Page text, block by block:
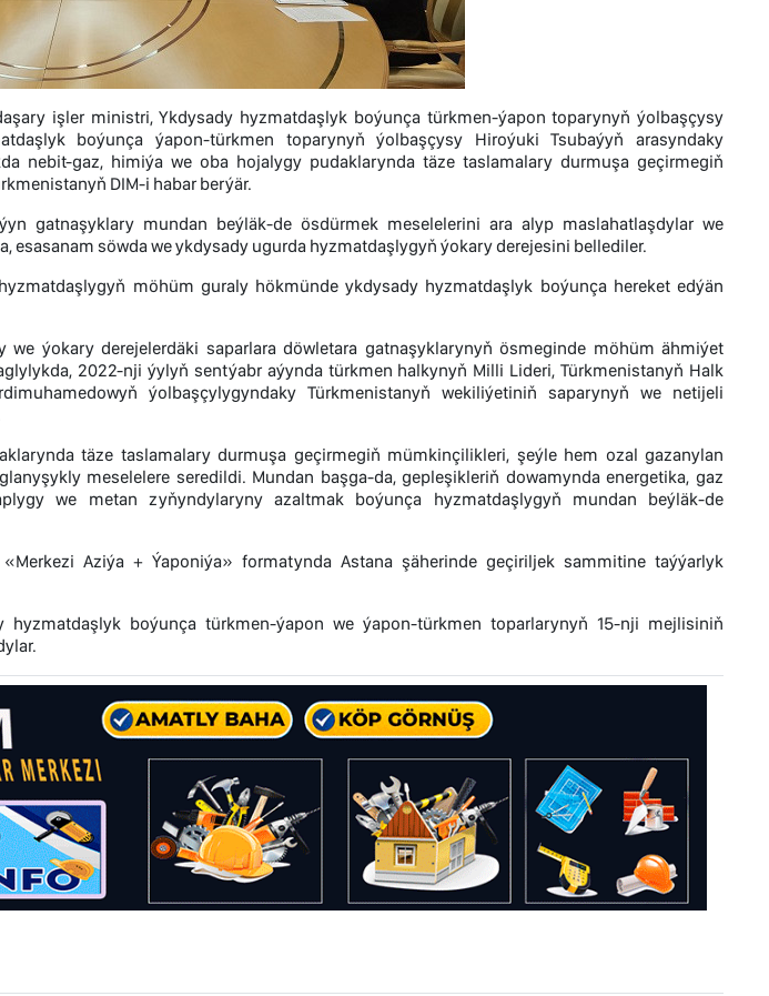
işler ministri, Ykdysady hyzmatdaşlyk boýunça türkmen-ýapon toparynyň ýolbaşçysy
boýunça ýapon-türkmen toparynyň ýolbaşçysy Hiroýuki Tsubaýyň arasyndaky
nebit-gaz, himiýa we oba hojalygy pudaklarynda täze taslamalary durmuşa geçirmegiň
DIM-i habar berýär.
gatnaşyklary mundan beýläk-de ösdürmek meselelerini ara alyp maslahatlaşdylar we
esasanam söwda we ykdysady ugurda hyzmatdaşlygyň ýokary derejesini bellediler.
möhüm guraly hökmünde ykdysady hyzmatdaşlyk boýunça hereket edýän
we ýokary derejelerdäki saparlara döwletara gatnaşyklarynyň ösmeginde möhüm ähmiýet
2022-nji ýylyň sentýabr aýynda türkmen halkynyň Milli Lideri, Türkmenistanyň Halk
ýolbaşçylygyndaky Türkmenistanyň wekiliýetiniň saparynyň we netijeli
täze taslamalary durmuşa geçirmegiň mümkinçilikleri, şeýle hem ozal gazanylan
meselelere seredildi. Mundan başga-da, gepleşikleriň dowamynda energetika, gaz
we metan zyňyndylaryny azaltmak boýunça hyzmatdaşlygyň mundan beýläk-de
Aziýa + Ýaponiýa» formatynda Astana şäherinde geçiriljek sammitine taýýarlyk
hyzmatdaşlyk boýunça türkmen-ýapon we ýapon-türkmen toparlarynyň 15-nji mejlisiniň